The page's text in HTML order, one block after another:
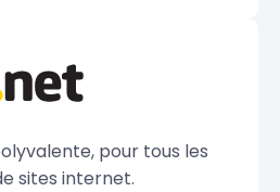
pour tous les
sites internet.